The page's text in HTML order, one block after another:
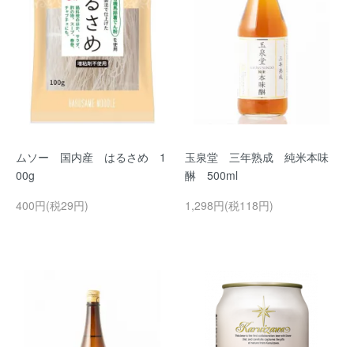
ムソー 国内産 はるさめ 1
00g
400円(税29円)
玉泉堂 三年熟成 純米本味
醂 500ml
1,298円(税118円)